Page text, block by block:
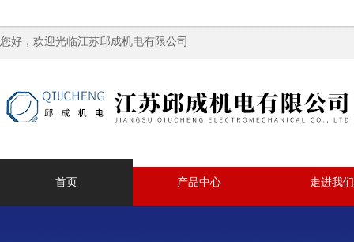
您好，欢迎光临江苏邱成机电有限公司
首页 产品中心 走进我们